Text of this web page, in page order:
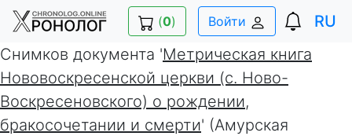
(0) Войти
RU
Снимков документа 'Метрическая книга
Нововоскресенской церкви (с. Ново-
Воскресеновского) о рождении,
бракосочетании и смерти' (Амурская